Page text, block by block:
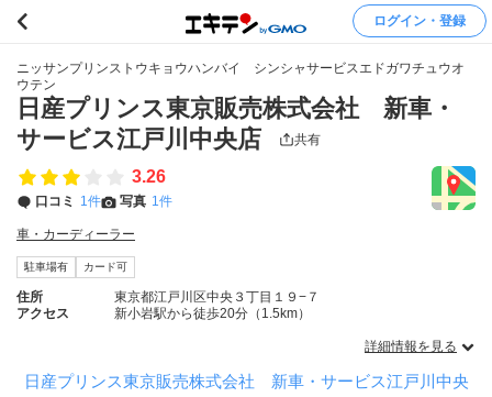
ログイン・登録
ニッサンプリンストウキョウハンバイ シンシャサービスエドガワチュウオ
ウテン
日産プリンス東京販売株式会社 新車・
サービス江戸川中央店
共有
3.26
口コミ 1件 写真 1件
車・カーディーラー
駐車場有 カード可
住所
東京都江戸川区中央３丁目１９−７
アクセス
新小岩駅から徒歩20分（1.5km）
詳細情報を見る
日産プリンス東京販売株式会社 新車・サービス江戸川中央